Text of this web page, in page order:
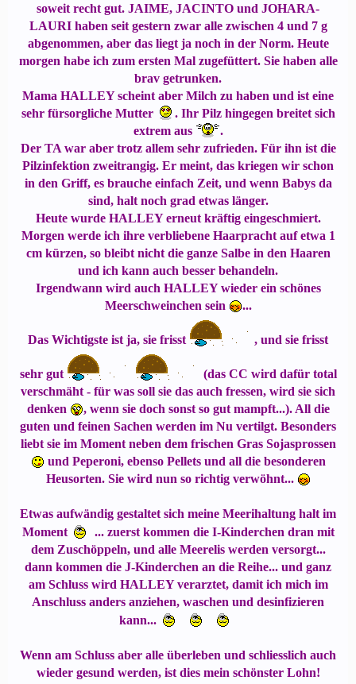
soweit recht gut. JAIME, JACINTO und JOHARA-
LAURI haben seit gestern zwar alle zwischen 4 und 7 g
abgenommen, aber das liegt ja noch in der Norm. Heute
morgen habe ich zum ersten Mal zugefüttert. Sie haben alle
brav getrunken.
Mama HALLEY scheint aber Milch zu haben und ist eine
sehr fürsorgliche Mutter
. Ihr Pilz hingegen breitet sich
extrem aus
.
Der TA war aber trotz allem sehr zufrieden. Für ihn ist die
Pilzinfektion zweitrangig. Er meint, das kriegen wir schon
in den Griff, es brauche einfach Zeit, und wenn Babys da
sind, halt noch grad etwas länger.
Heute wurde HALLEY erneut kräftig eingeschmiert.
Morgen werde ich ihre verbliebene Haarpracht auf etwa 1
cm kürzen, so bleibt nicht die ganze Salbe in den Haaren
und ich kann auch besser behandeln.
Irgendwann wird auch HALLEY wieder ein schönes
Meerschweinchen sein
...
Das Wichtigste ist ja, sie frisst , und sie frisst
sehr gut
(das CC wird dafür total
verschmäht - für was soll sie das auch fressen, wird sie sich
denken
, wenn sie doch sonst so gut mampft...). All die
guten und feinen Sachen werden im Nu vertilgt. Besonders
liebt sie im Moment neben dem frischen Gras Sojasprossen
und Peperoni, ebenso Pellets und all die besonderen
Heusorten. Sie wird nun so richtig verwöhnt...
Etwas aufwändig gestaltet sich meine Meerihaltung halt im
Moment
... zuerst kommen die I-Kinderchen dran mit
dem Zuschöppeln, und alle Meerelis werden versorgt...
dann kommen die J-Kinderchen an die Reihe... und ganz
am Schluss wird HALLEY verarztet, damit ich mich im
Anschluss anders anziehen, waschen und desinfizieren
kann...
Wenn am Schluss aber alle überleben und schliesslich auch
wieder gesund werden, ist dies mein schönster Lohn!